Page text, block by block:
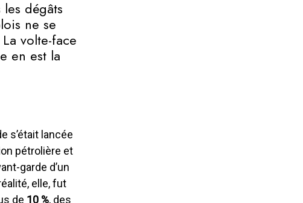
dégâts
ne se
volte-face
en est la
s’était lancée
pétrolière et
garde d’un
elle, fut
de 10 %, des